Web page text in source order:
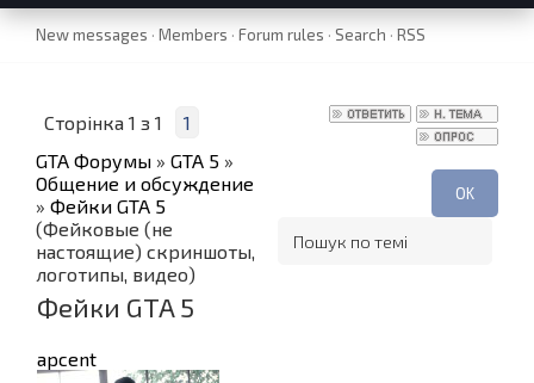
New messages · Members · Forum rules · Search · RSS
Сторінка 1 з 1
1
GTA Форумы » GTA 5 »
Общение и обсуждение
» Фейки GTA 5
(Фейковые (не
настоящие) скриншоты,
логотипы, видео)
Фейки GTA 5
apcent